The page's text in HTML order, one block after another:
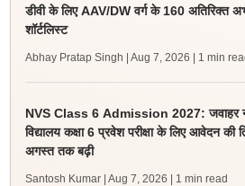
डीवी के लिए AAV/DW वर्ग के 160 अतिरिक्त
शॉर्टलिस्ट
Abhay Pratap Singh | Aug 7, 2026 | 1 min
NVS Class 6 Admission 2027: जवाहर
विद्यालय कक्षा 6 प्रवेश परीक्षा के लिए आवेदन की
अगस्त तक बढ़ी
Santosh Kumar | Aug 7, 2026 | 1 min read